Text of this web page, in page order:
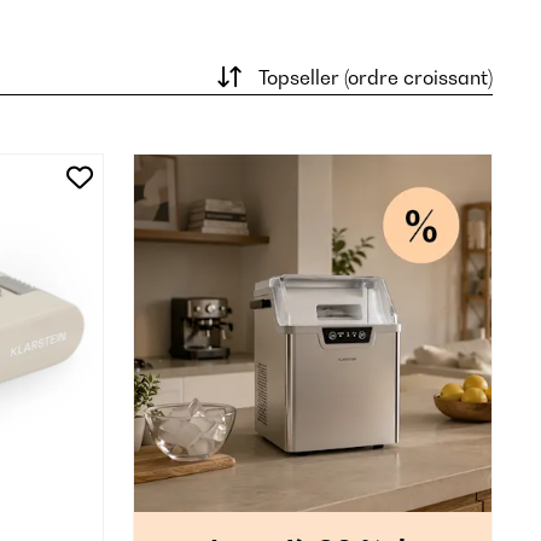
Topseller (ordre croissant)